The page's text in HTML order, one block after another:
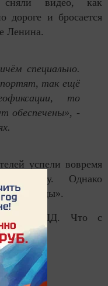
видео, как
дороге и бросается
Ленина.
специально.
так ещё
то
обеспечены», -
успели вовремя
мужчину. Однако
«Лады».
ГИБДД. Что с